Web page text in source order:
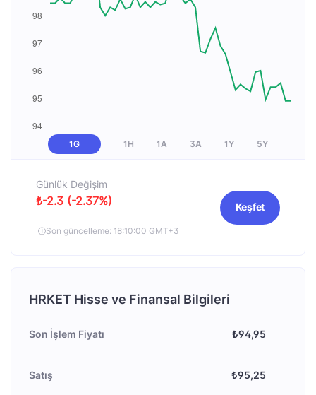
1G 1H 1A 3A 1Y 5Y
Günlük Değişim
₺-2.3 (-2.37%)
Son güncelleme: 18:10:00 GMT+3
Keşfet
HRKET Hisse ve Finansal Bilgileri
Son İşlem Fiyatı ₺94,95
Satış ₺95,25